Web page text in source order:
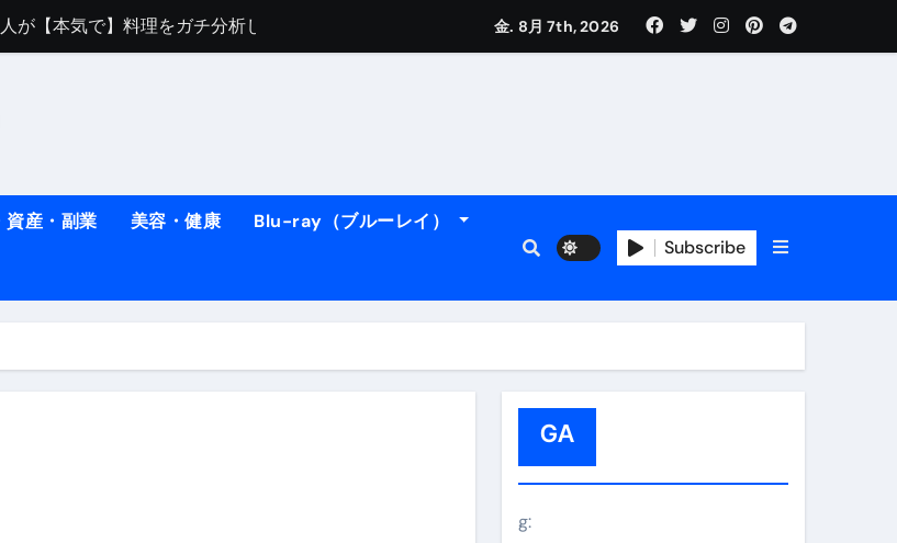
申し訳ない件
スタ
思っている人が見たら、一瞬で現実に引き戻されるデータです。
の豚肉が大変身#shorts
トラブル回避のリアルな裏技アドバイスも
、４泊６日イタリア女子旅vlog
ンチ営業
金. 8月 7th, 2026
資産・副業 美容・健康 Blu-ray（ブルーレイ）
Subscribe
GA
g: